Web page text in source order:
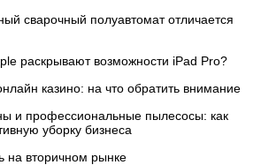
сварочный полуавтомат отличается
раскрывают возможности iPad Pro?
казино: на что обратить внимание
и профессиональные пылесосы: как
уборку бизнеса
на вторичном рынке